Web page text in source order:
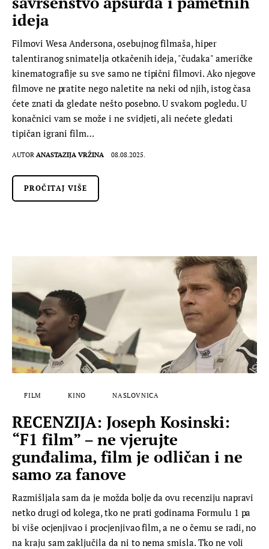
ideja
Filmovi Wesa Andersona, osebujnog filmaša, hiper
talentiranog snimatelja otkačenih ideja, "čudaka" američke
kinematografije su sve samo ne tipični filmovi. Ako njegove
filmove ne pratite nego naletite na neki od njih, istog časa
ćete znati da gledate nešto posebno. U svakom pogledu. U
konačnici vam se može i ne svidjeti, ali nećete gledati
tipičan igrani film…
AUTOR ANASTAZIJA VRŽINA 08.08.2025.
PROČITAJ VIŠE
FILM KINO NASLOVNICA
RECENZIJA: Joseph Kosinski:
“F1 film” – ne vjerujte
gunđalima, film je odličan i ne
samo za fanove
Razmišljala sam da je možda bolje da ovu recenziju napravi
netko drugi od kolega, tko ne prati godinama Formulu 1 pa
bi više ocjenjivao i procjenjivao film, a ne o čemu se radi, no
na kraju sam zaključila da ni to nema smisla. Tko ne voli